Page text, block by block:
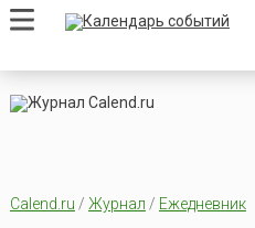
Calend.ru / Журнал / Ежедневник